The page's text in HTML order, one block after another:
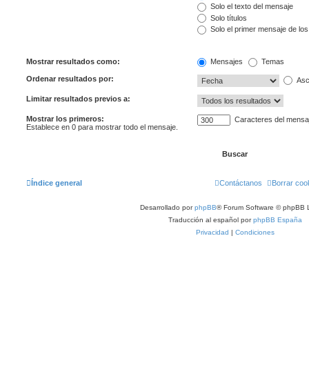
Solo el texto del mensaje
Solo títulos
Solo el primer mensaje de
Mostrar resultados como: Mensajes Temas
Ordenar resultados por:
Limitar resultados previos a:
Mostrar los primeros:
Establece en 0 para mostrar todo el mensaje.
Caracteres del
Índice general Borrar
Contáctanos
Desarrollado porphpBB® Forum Software © phpBB
Traducción al español porphpBB España
Privacidad | Condiciones